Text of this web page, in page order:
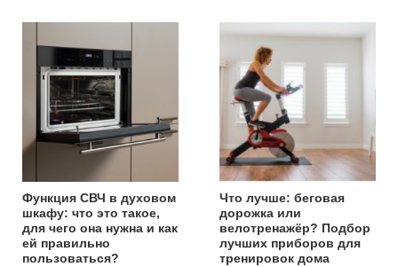
Функция СВЧ в духовом
шкафу: что это такое,
для чего она нужна и как
ей правильно
пользоваться?
Что лучше: беговая
дорожка или
велотренажёр? Подбор
лучших приборов для
тренировок дома